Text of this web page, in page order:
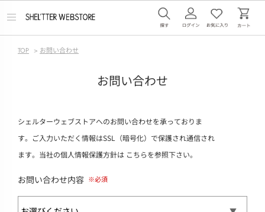
メ
TOP > お問い合わせ
お問い合わせ
シェルターウェブストアへのお問い合わせを承っておりま
す。ご入力いただく情報はSSL（暗号化）で保護され通信され
ます。当社の個人情報保護方針は こちらを参照下さい。
お問い合わせ内容